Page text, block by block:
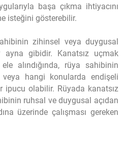
başa çıkma ihtiyacını
isteğini gösterebilir.
zihinsel veya duygusal
ayna gibidir. Kanatsız uçmak
alındığında, rüya sahibinin
hangi konularda endişeli
olabilir. Rüyada kanatsız
ruhsal ve duygusal açıdan
üzerinde çalışması gereken